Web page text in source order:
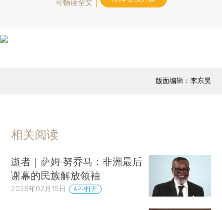
可畅读全文
版面编辑：李东昊
相关阅读
逝者｜萨姆·努乔马：非洲最后
谢幕的民族解放领袖
2025年02月15日 APP打开